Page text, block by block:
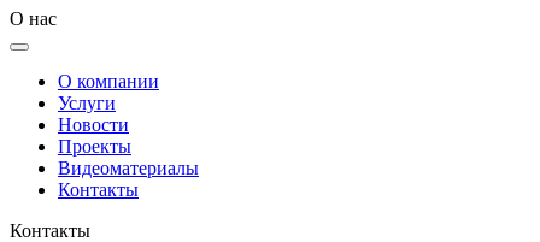
О нас
О компании
Услуги
Новости
Проекты
Видеоматериалы
Контакты
Контакты